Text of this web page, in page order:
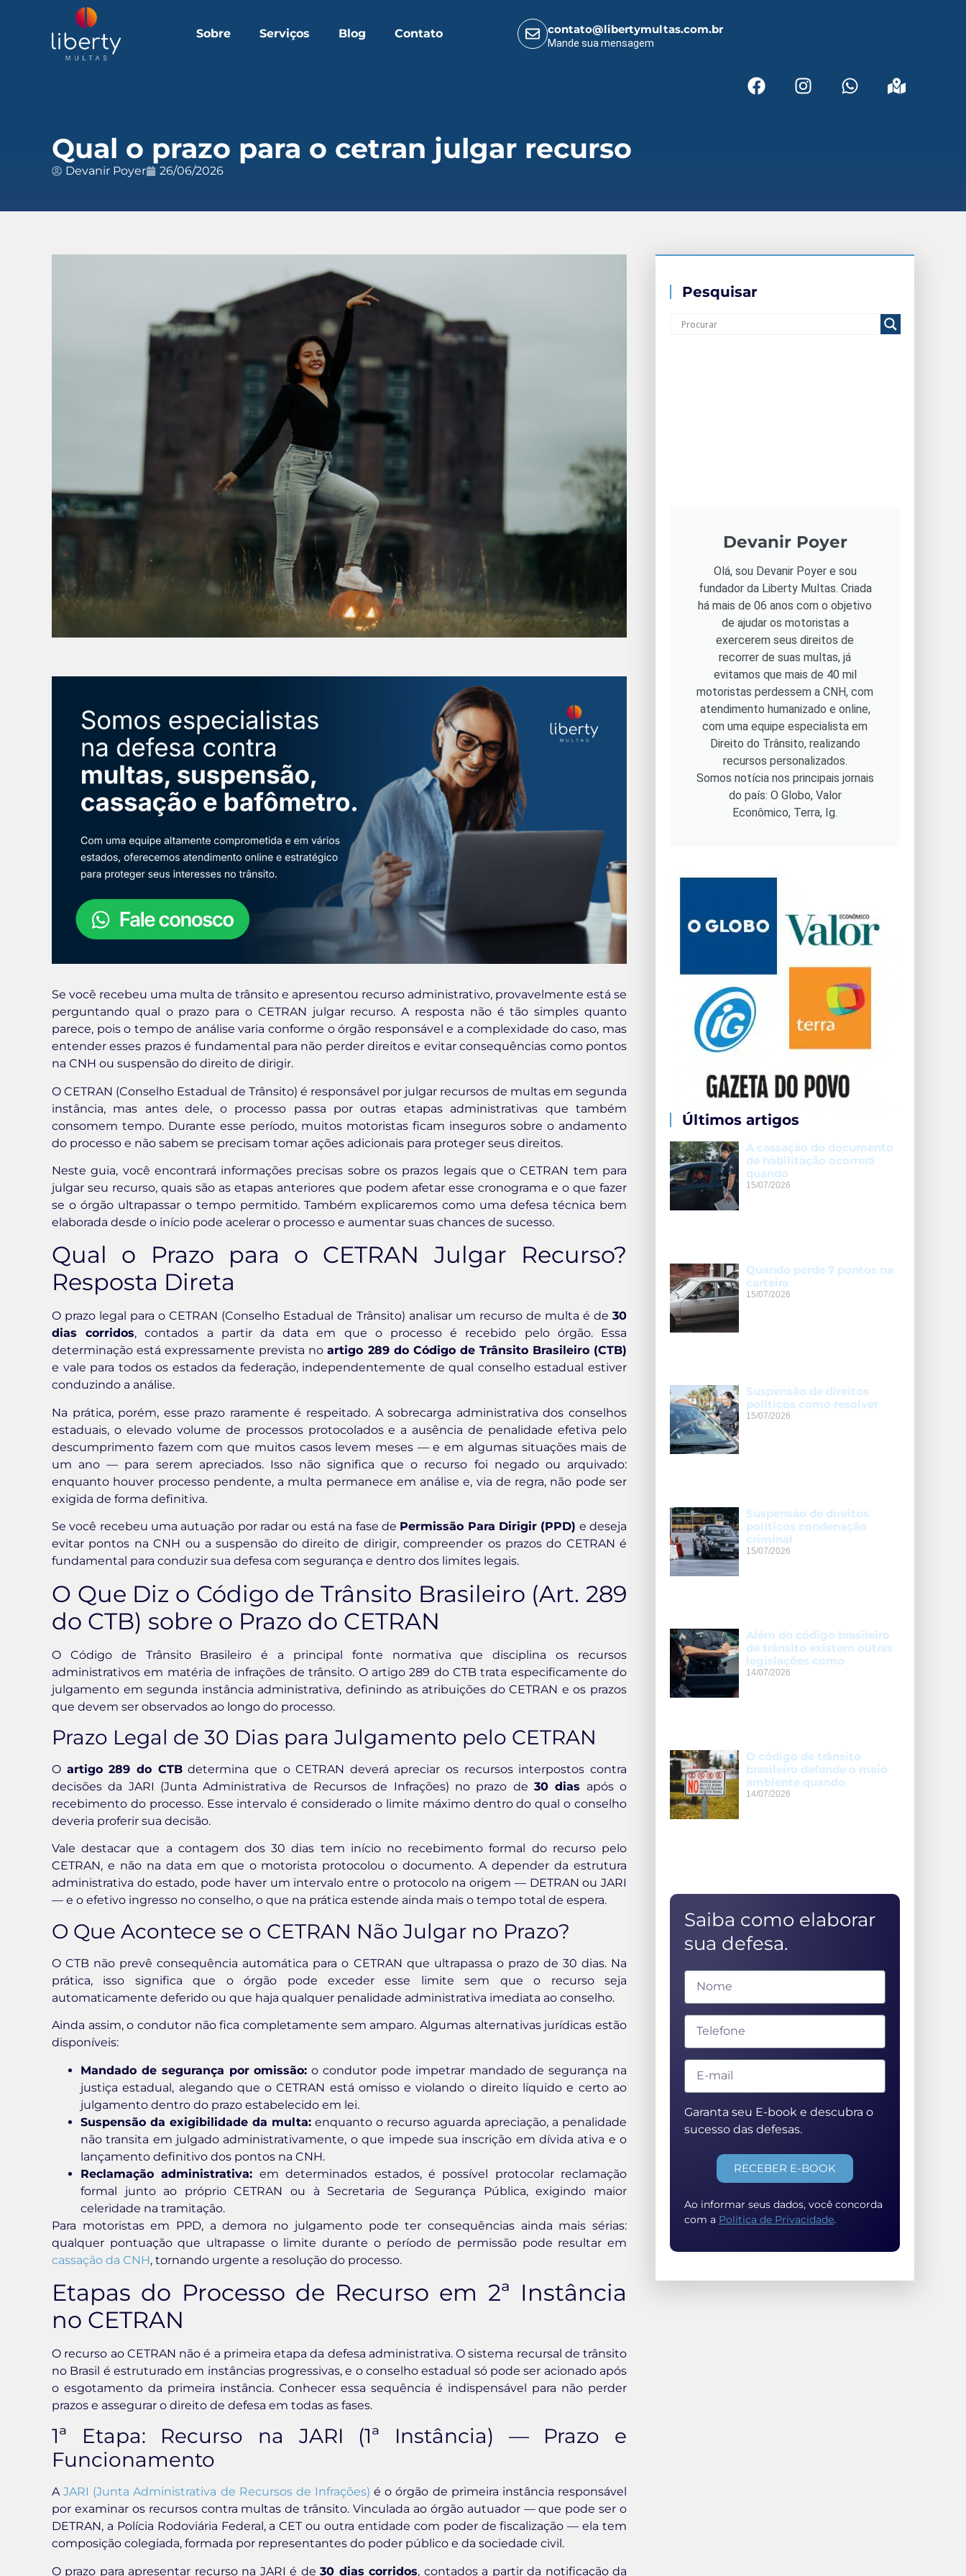
Sobre Serviços Blog Contato contato@libertymultas.com.br
Mande sua mensagem
Qual o prazo para o cetran julgar recurso
Devanir Poyer 26/06/2026
Se você recebeu uma multa de trânsito e apresentou recurso administrativo, provavelmente está se
perguntando qual o prazo para o CETRAN julgar recurso. A resposta não é tão simples quanto
parece, pois o tempo de análise varia conforme o órgão responsável e a complexidade do caso, mas
entender esses prazos é fundamental para não perder direitos e evitar consequências como pontos
na CNH ou suspensão do direito de dirigir.
O CETRAN (Conselho Estadual de Trânsito) é responsável por julgar recursos de multas em segunda
instância, mas antes dele, o processo passa por outras etapas administrativas que também
consomem tempo. Durante esse período, muitos motoristas ficam inseguros sobre o andamento
do processo e não sabem se precisam tomar ações adicionais para proteger seus direitos.
Neste guia, você encontrará informações precisas sobre os prazos legais que o CETRAN tem para
julgar seu recurso, quais são as etapas anteriores que podem afetar esse cronograma e o que fazer
se o órgão ultrapassar o tempo permitido. Também explicaremos como uma defesa técnica bem
elaborada desde o início pode acelerar o processo e aumentar suas chances de sucesso.
Qual o Prazo para o CETRAN Julgar Recurso?
Resposta Direta
O prazo legal para o CETRAN (Conselho Estadual de Trânsito) analisar um recurso de multa é de 30
dias corridos, contados a partir da data em que o processo é recebido pelo órgão. Essa
determinação está expressamente prevista noartigo 289 do Código de Trânsito Brasileiro (CTB)
e vale para todos os estados da federação, independentemente de qual conselho estadual estiver
conduzindo a análise.
Na prática, porém, esse prazo raramente é respeitado. A sobrecarga administrativa dos conselhos
estaduais, o elevado volume de processos protocolados e a ausência de penalidade efetiva pelo
descumprimento fazem com que muitos casos levem meses — e em algumas situações mais de
um ano — para serem apreciados. Isso não significa que o recurso foi negado ou arquivado:
enquanto houver processo pendente, a multa permanece em análise e, via de regra, não pode ser
exigida de forma definitiva.
Se você recebeu uma autuação por radar ou está na fase de Permissão Para Dirigir (PPD) e deseja
evitar pontos na CNH ou a suspensão do direito de dirigir, compreender os prazos do CETRAN é
fundamental para conduzir sua defesa com segurança e dentro dos limites legais.
O Que Diz o Código de Trânsito Brasileiro (Art. 289
do CTB) sobre o Prazo do CETRAN
O Código de Trânsito Brasileiro é a principal fonte normativa que disciplina os recursos
administrativos em matéria de infrações de trânsito. O artigo 289 do CTB trata especificamente do
julgamento em segunda instância administrativa, definindo as atribuições do CETRAN e os prazos
que devem ser observados ao longo do processo.
Prazo Legal de 30 Dias para Julgamento pelo CETRAN
O artigo 289 do CTBdetermina que o CETRAN deverá apreciar os recursos interpostos contra
decisões da JARI (Junta Administrativa de Recursos de Infrações) no prazo de 30 dias após o
recebimento do processo. Esse intervalo é considerado o limite máximo dentro do qual o conselho
deveria proferir sua decisão.
Vale destacar que a contagem dos 30 dias tem início no recebimento formal do recurso pelo
CETRAN, e não na data em que o motorista protocolou o documento. A depender da estrutura
administrativa do estado, pode haver um intervalo entre o protocolo na origem — DETRAN ou JARI
— e o efetivo ingresso no conselho, o que na prática estende ainda mais o tempo total de espera.
O Que Acontece se o CETRAN Não Julgar no Prazo?
O CTB não prevê consequência automática para o CETRAN que ultrapassa o prazo de 30 dias. Na
prática, isso significa que o órgão pode exceder esse limite sem que o recurso seja
automaticamente deferido ou que haja qualquer penalidade administrativa imediata ao conselho.
Ainda assim, o condutor não fica completamente sem amparo. Algumas alternativas jurídicas estão
disponíveis:
Mandado de segurança por omissão: o condutor pode impetrar mandado de segurança na
justiça estadual, alegando que o CETRAN está omisso e violando o direito líquido e certo ao
julgamento dentro do prazo estabelecido em lei.
Suspensão da exigibilidade da multa: enquanto o recurso aguarda apreciação, a penalidade
não transita em julgado administrativamente, o que impede sua inscrição em dívida ativa e o
lançamento definitivo dos pontos na CNH.
Reclamação administrativa: em determinados estados, é possível protocolar reclamação
formal junto ao próprio CETRAN ou à Secretaria de Segurança Pública, exigindo maior
celeridade na tramitação.
Para motoristas em PPD, a demora no julgamento pode ter consequências ainda mais sérias:
qualquer pontuação que ultrapasse o limite durante o período de permissão pode resultar em
cassação da CNH, tornando urgente a resolução do processo.
Etapas do Processo de Recurso em 2ª Instância
no CETRAN
O recurso ao CETRAN não é a primeira etapa da defesa administrativa. O sistema recursal de trânsito
no Brasil é estruturado em instâncias progressivas, e o conselho estadual só pode ser acionado após
o esgotamento da primeira instância. Conhecer essa sequência é indispensável para não perder
prazos e assegurar o direito de defesa em todas as fases.
1ª Etapa: Recurso na JARI (1ª Instância) — Prazo e
Funcionamento
AJARI (Junta Administrativa de Recursos de Infrações) é o órgão de primeira instância responsável
por examinar os recursos contra multas de trânsito. Vinculada ao órgão autuador — que pode ser o
DETRAN, a Polícia Rodoviária Federal, a CET ou outra entidade com poder de fiscalização — ela tem
composição colegiada, formada por representantes do poder público e da sociedade civil.
O prazo para apresentar recurso na JARI é de30 dias corridos, contados a partir da notificação da
Pesquisar
Devanir Poyer
Olá, sou Devanir Poyer e sou
fundador da Liberty Multas. Criada
há mais de 06 anos com o objetivo
de ajudar os motoristas a
exercerem seus direitos de
recorrer de suas multas, já
evitamos que mais de 40 mil
motoristas perdessem a CNH, com
atendimento humanizado e online,
com uma equipe especialista em
Direito do Trânsito, realizando
recursos personalizados.
Somos notícia nos principais jornais
do país: O Globo, Valor
Econômico, Terra, Ig.
Últimos artigos
A cassação do documento
de habilitação ocorrerá
quando
15/07/2026
Quando perde 7 pontos na
carteira
15/07/2026
Suspensão de direitos
políticos como resolver
15/07/2026
Suspensão de direitos
políticos condenação
criminal
15/07/2026
Além do código brasileiro
de trânsito existem outras
legislações como
14/07/2026
O código de trânsito
brasileiro defende o meio
ambiente quando
14/07/2026
Saiba como elaborar
sua defesa.
Garanta seu E-book e descubra o
sucesso das defesas.
RECEBER E-BOOK
Ao informar seus dados, você concorda
com a Política de Privacidade.